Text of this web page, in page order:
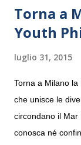
Torna a
Youth
luglio 31, 2015
Torna a Milano la
che unisce le
circondano il Mar
conosca né